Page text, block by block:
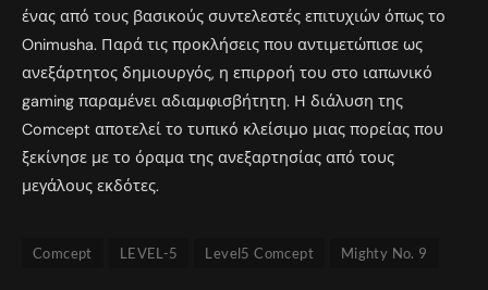
ένας από τους βασικούς συντελεστές επιτυχιών όπως το
Onimusha. Παρά τις προκλήσεις που αντιμετώπισε ως
ανεξάρτητος δημιουργός, η επιρροή του στο ιαπωνικό
gaming παραμένει αδιαμφισβήτητη. Η διάλυση της
Comcept αποτελεί το τυπικό κλείσιμο μιας πορείας που
ξεκίνησε με το όραμα της ανεξαρτησίας από τους
μεγάλους εκδότες.
Comcept LEVEL-5 Level5 Comcept Mighty No. 9